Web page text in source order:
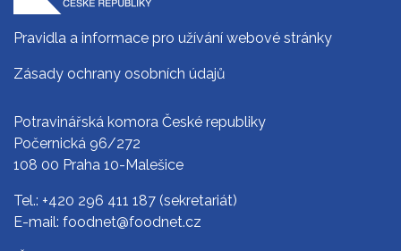
Pravidla a informace pro užívání webové stránky
Zásady ochrany osobních údajů
Potravinářská komora České republiky
Počernická 96/272
108 00 Praha 10-Malešice
Tel.: +420 296 411 187 (sekretariát)
E-mail: foodnet@foodnet.cz